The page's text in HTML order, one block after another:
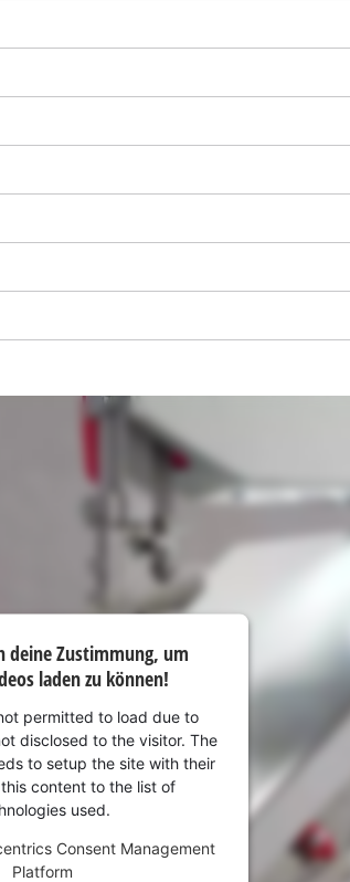
not permitted to load due
owner needs to setup
Usercentrics Consent
deine Zustimmung, um
laden zu können!
permitted to load due to
disclosed to the visitor. The
to setup the site with their
content to the list of
used.
Consent Management
Platform